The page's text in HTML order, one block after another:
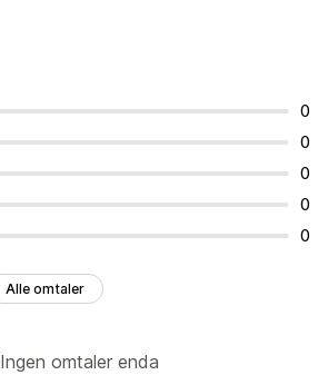
0
0
0
0
0
Alle omtaler
Ingen omtaler enda